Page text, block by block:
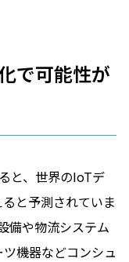
で可能性が
と、世界のIoTデ
と予測されていま
備や物流システム
機器などコンシュ